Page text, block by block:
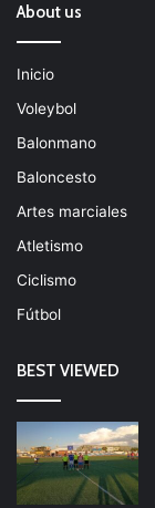
About us
Inicio
Voleybol
Balonmano
Baloncesto
Artes marciales
Atletismo
Ciclismo
Fútbol
BEST VIEWED